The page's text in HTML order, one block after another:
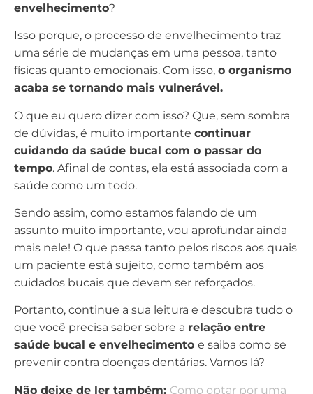
envelhecimento?
Isso porque, o processo de envelhecimento traz
uma série de mudanças em uma pessoa, tanto
físicas quanto emocionais. Com isso, o organismo
acaba se tornando mais vulnerável.
O que eu quero dizer com isso? Que, sem sombra
de dúvidas, é muito importante continuar
cuidando da saúde bucal com o passar do
tempo. Afinal de contas, ela está associada com a
saúde como um todo.
Sendo assim, como estamos falando de um
assunto muito importante, vou aprofundar ainda
mais nele! O que passa tanto pelos riscos aos quais
um paciente está sujeito, como também aos
cuidados bucais que devem ser reforçados.
Portanto, continue a sua leitura e descubra tudo o
que você precisa saber sobre a relação entre
saúde bucal e envelhecimento e saiba como se
prevenir contra doenças dentárias. Vamos lá?
Não deixe de ler também: Como optar por uma